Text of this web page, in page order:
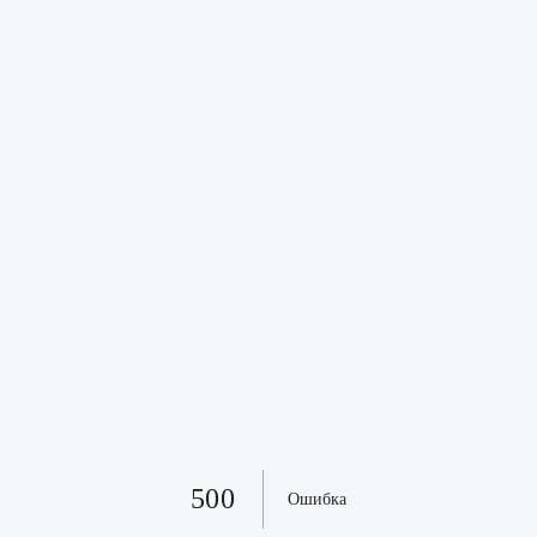
500 Ошибка